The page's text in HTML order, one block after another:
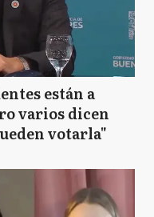
están a
varios dicen
votarla"